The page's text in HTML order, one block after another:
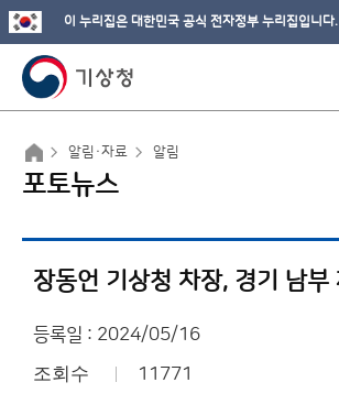
이 누리집은 대한민국 공식 전자정부 누리집입니다.
알림·자료 알림
포토뉴스
등록일 : 2024/05/16
조회수 11771